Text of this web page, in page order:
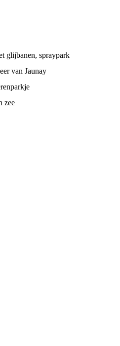
glijbanen, spraypark
van Jaunay
zee